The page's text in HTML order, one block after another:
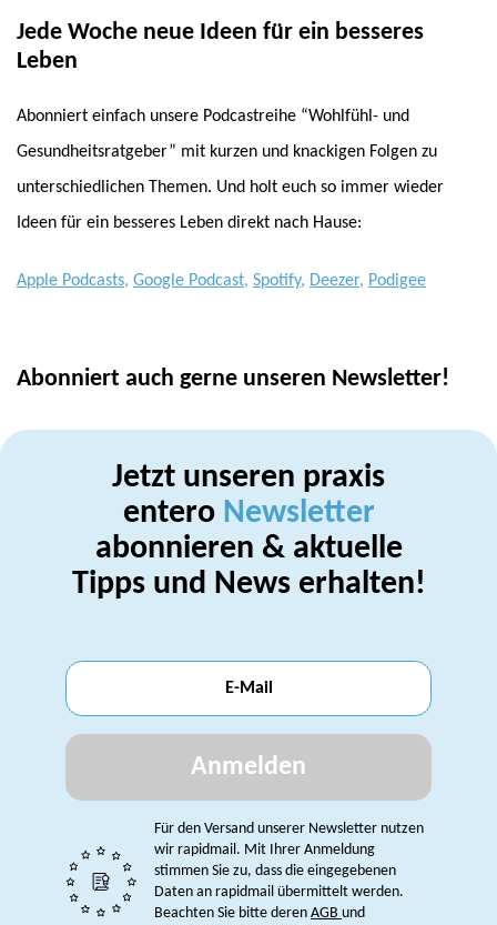
Jede Woche neue Ideen für ein besseres
Leben
Abonniert einfach unsere Podcastreihe “Wohlfühl- und
Gesundheitsratgeber” mit kurzen und knackigen Folgen zu
unterschiedlichen Themen. Und holt euch so immer wieder
Ideen für ein besseres Leben direkt nach Hause:
Apple Podcasts, Google Podcast, Spotify, Deezer, Podigee
Abonniert auch gerne unseren Newsletter!
Jetzt unseren praxis
entero Newsletter
abonnieren & aktuelle
Tipps und News erhalten!
Anmelden
Für den Versand unserer Newsletter nutzen
wir rapidmail. Mit Ihrer Anmeldung
stimmen Sie zu, dass die eingegebenen
Daten an rapidmail übermittelt werden.
Beachten Sie bitte deren AGB und